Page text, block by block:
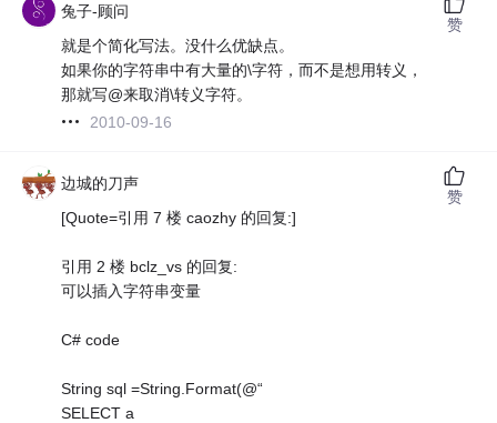
兔子-顾问
就是个简化写法。没什么优缺点。
如果你的字符串中有大量的\字符，而不是想用转义，
那就写@来取消\转义字符。
2010-09-16
赞
边城的刀声
[Quote=引用 7 楼 caozhy 的回复:]
引用 2 楼 bclz_vs 的回复:
可以插入字符串变量
C# code
String sql =String.Format(@“
SELECT a
赞